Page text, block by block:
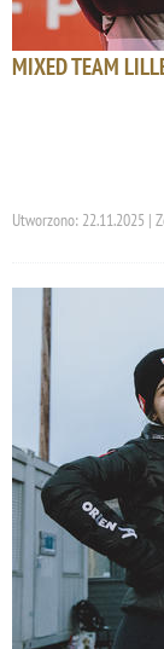
MIXED TEAM
Utworzono: 22.11.2025 |